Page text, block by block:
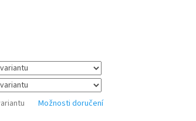
Možnosti doručení